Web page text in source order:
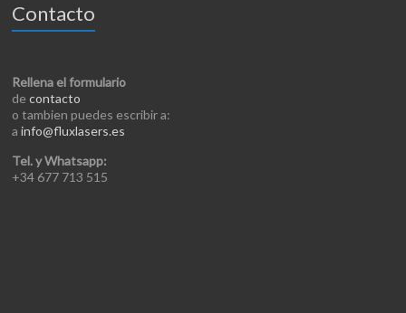
Contacto
Rellena el formulario
decontacto
o tambien puedes escribir a:
ainfo@fluxlasers.es
Tel. y Whatsapp:
+34 677 713 515